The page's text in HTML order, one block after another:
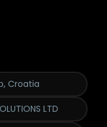
Croatia
LTD